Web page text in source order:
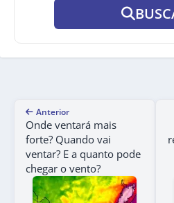
Anterior
Onde ventará mais
forte? Quando vai
ventar? E a quanto pode
chegar o vento?